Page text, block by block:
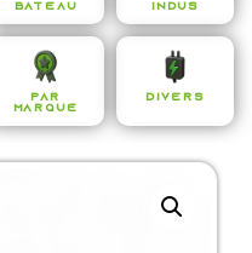
Bateau Indus
Par
Marque
Divers